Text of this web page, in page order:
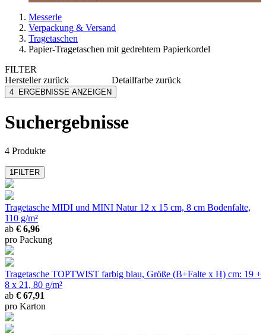
Messerle
Verpackung & Versand
Tragetaschen
Papier-Tragetaschen mit gedrehtem Papierkordel
FILTER
Herstellerzurück
Folia
Detailfarbe zurück
schwarz
4 ERGEBNISSE ANZEIGEN
Suchergebnisse
4 Produkte
1FILTER
Tragetasche MIDI und MINI Natur 12 x 15 cm, 8 cm Bodenfalte,
110 g/m²
ab € 6,96
pro Packung
Tragetasche TOPTWIST farbig blau, Größe (B+Falte x H) cm: 19 +
8 x 21, 80 g/m²
ab € 67,91
pro Karton